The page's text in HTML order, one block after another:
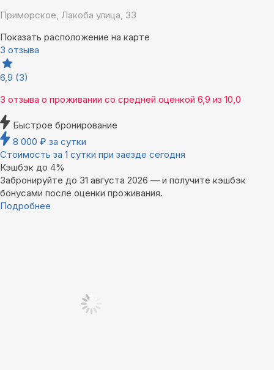
Приморское, Лакоба улица, 33
Показать расположение на карте
3 отзыва
6,9 (3)
3 отзыва о проживании со средней оценкой 6,9 из 10,0
Быстрое бронирование
8 000 ₽ за сутки
Стоимость за 1 сутки при заезде сегодня
Кэшбэк до 4%
Забронируйте до 31 августа 2026 — и получите кэшбэк
бонусами после оценки проживания.
Подробнее